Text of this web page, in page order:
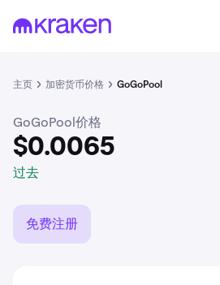
主页 加密货币价格 GoGoPool
$0.0065
GoGoPool价格
$0.0065
过去
免费注册